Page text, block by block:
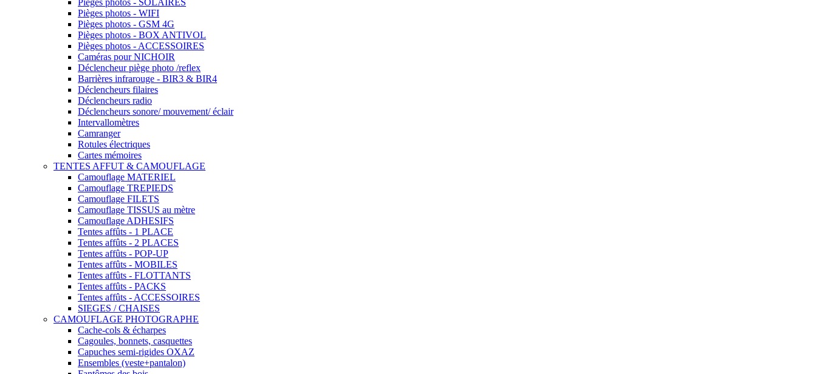
Pièges photos - SOLAIRES
Pièges photos - WIFI
Pièges photos - GSM 4G
Pièges photos - BOX ANTIVOL
Pièges photos - ACCESSOIRES
Caméras pour NICHOIR
Déclencheur piège photo /reflex
Barrières infrarouge - BIR3 & BIR4
Déclencheurs filaires
Déclencheurs radio
Déclencheurs sonore/ mouvement/ éclair
Intervallomètres
Camranger
Rotules électriques
Cartes mémoires
TENTES AFFUT & CAMOUFLAGE
Camouflage MATERIEL
Camouflage TREPIEDS
Camouflage FILETS
Camouflage TISSUS au mètre
Camouflage ADHESIFS
Tentes affûts - 1 PLACE
Tentes affûts - 2 PLACES
Tentes affûts - POP-UP
Tentes affûts - MOBILES
Tentes affûts - FLOTTANTS
Tentes affûts - PACKS
Tentes affûts - ACCESSOIRES
SIEGES / CHAISES
CAMOUFLAGE PHOTOGRAPHE
Cache-cols & écharpes
Cagoules, bonnets, casquettes
Capuches semi-rigides OXAZ
Ensembles (veste+pantalon)